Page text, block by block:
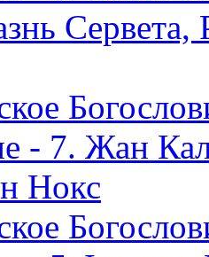
Сервета,
- 7. Жан
Нокс